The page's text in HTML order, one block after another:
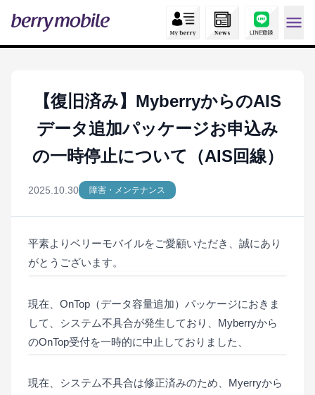
【復旧済み】MyberryからのAIS
データ追加パッケージお申込み
の一時停止について（AIS回線）
2025.10.30 障害・メンテナンス
平素よりベリーモバイルをご愛顧いただき、誠にあり
がとうございます。
現在、OnTop（データ容量追加）パッケージにおきま
して、システム不具合が発生しており、Myberryから
のOnTop受付を一時的に中止しておりました、
現在、システム不具合は修正済みのため、Myerryから